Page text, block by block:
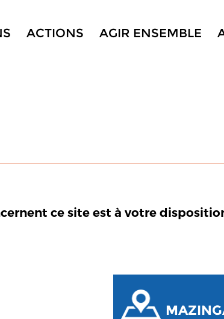
ACTIONS AGIR ENSEMBLE
ce site est à votre